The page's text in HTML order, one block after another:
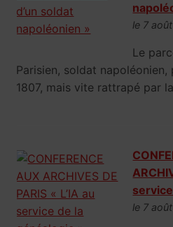
le 7
Le
Parisien, soldat
1807, mais vite rattrapé par
le 7